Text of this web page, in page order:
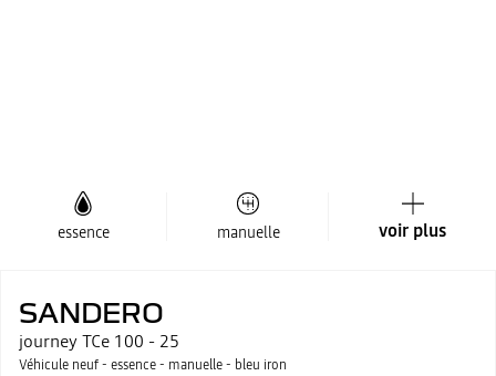
essence manuelle voir plus
SANDERO
journey TCe 100 - 25
Véhicule neuf - essence - manuelle - bleu iron